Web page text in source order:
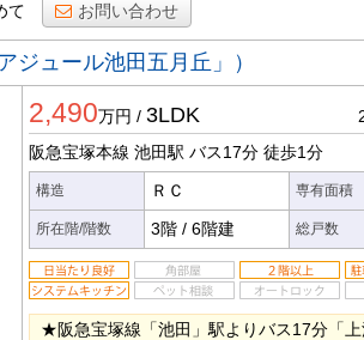
て お問い合わせ
ジュール池田五月丘」）
2,490万円 / 3LDK
阪急宝塚本線 池田駅 バス17分 徒歩1分
構造 ＲＣ 専有面積
所在階/階数 3階 / 6階建 総戸数
★阪急宝塚線「池田」駅よりバス17分「